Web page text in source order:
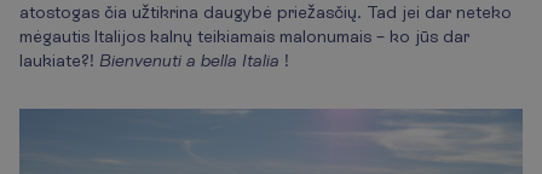
atostogas čia užtikrina daugybė priežasčių. Tad jei dar neteko
mėgautis Italijos kalnų teikiamais malonumais – ko jūs dar
laukiate?! Bienvenuti a bella Italia !